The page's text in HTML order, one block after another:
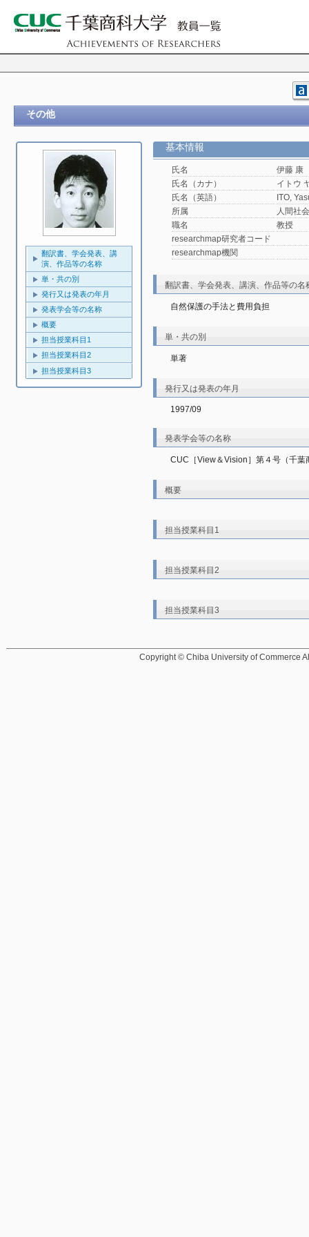
その他
翻訳書、学会発表、講
演、作品等の名称
単・共の別
発行又は発表の年月
発表学会等の名称
概要
担当授業科目1
担当授業科目2
担当授業科目3
基本情報
氏名
伊藤 康
氏名（カナ）
イトウ
氏名（英語）
ITO,
所属
人間社
職名
教授
researchmap研究者コード
researchmap機関
翻訳書、学会発表、講演、作品等の名
自然保護の手法と費用負担
単・共の別
単著
発行又は発表の年月
1997/09
発表学会等の名称
CUC［View＆Vision］第４号（千葉
概要
担当授業科目1
担当授業科目2
担当授業科目3